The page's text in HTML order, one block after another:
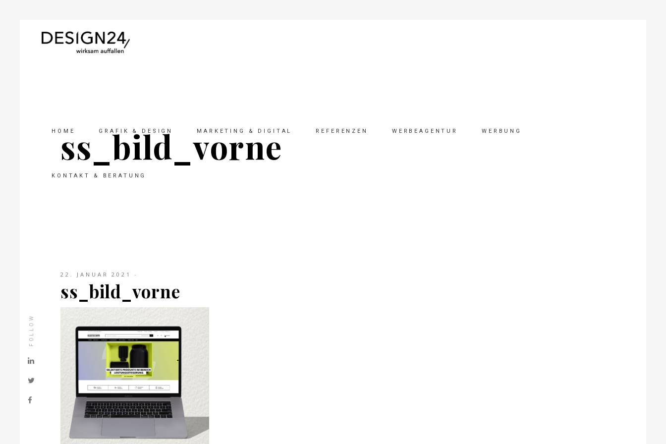
HOME GRAFIK & DESIGN MARKETING & DIGITAL REFERENZEN WERBEAGENTUR WERBUNG
KONTAKT & BERATUNG
FOLLOW
ss_bild_vorne
22. JANUAR 2021
ss_bild_vorne